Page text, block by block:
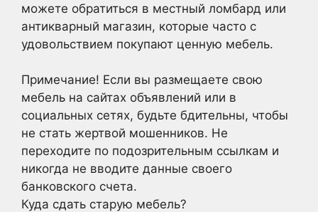
можете обратиться в местный ломбард или
антикварный магазин, которые часто с
удовольствием покупают ценную мебель.
Примечание! Если вы размещаете свою
мебель на сайтах объявлений или в
социальных сетях, будьте бдительны, чтобы
не стать жертвой мошенников. Не
переходите по подозрительным ссылкам и
никогда не вводите данные своего
банковского счета.
Куда сдать старую мебель?